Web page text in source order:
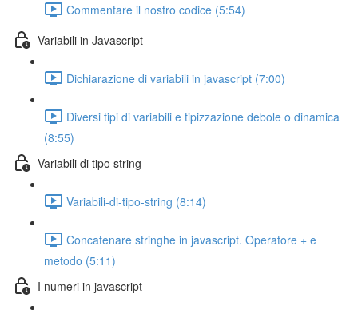
Commentare il nostro codice (5:54)
Variabili in Javascript
Dichiarazione di variabili in javascript (7:00)
Diversi tipi di variabili e tipizzazione debole o dinamica
(8:55)
Variabili di tipo string
Variabili-di-tipo-string (8:14)
Concatenare stringhe in javascript. Operatore + e
metodo (5:11)
I numeri in javascript